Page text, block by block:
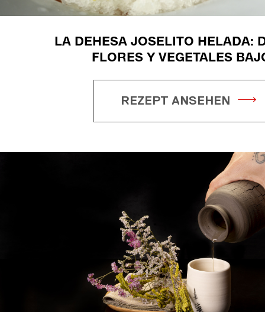
LA DEHESA JOSELITO HELADA:
FLORES Y VEGETALES
REZEPT ANSEHEN